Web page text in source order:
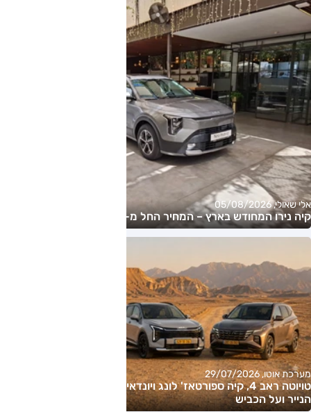
אלי שאולי, 05/08/2026
קיה נירו המחודש בארץ – המחיר החל מ-177,000 שקלים
מערכת אוטו, 29/07/2026
טויוטה ראב 4, קיה ספורטאז' לונג ויונדאי טוסון לונג ראש בראש: על
הנייר ועל הכביש